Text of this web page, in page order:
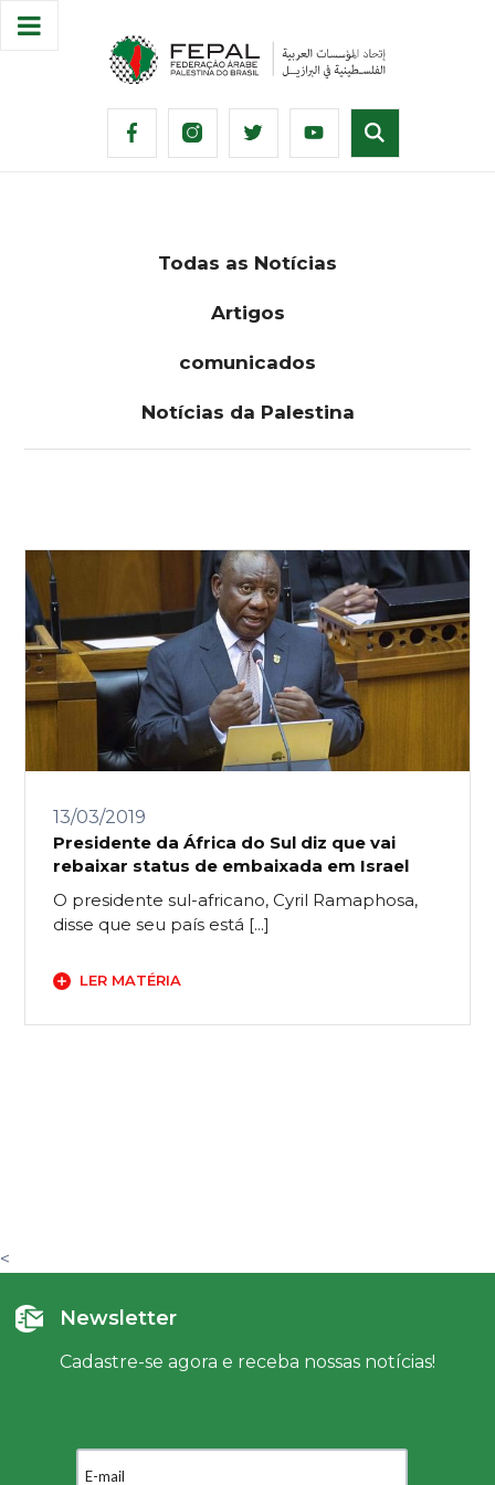
Todas as Notícias
Artigos
comunicados
Notícias da Palestina
13/03/2019
Presidente da África do Sul diz que vai
rebaixar status de embaixada em Israel
O presidente sul-africano, Cyril Ramaphosa,
disse que seu país está [...]
LER MATÉRIA
<
Newsletter
Cadastre-se agora e receba nossas notícias!